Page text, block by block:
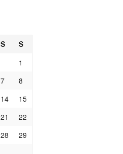
S
S
1
7
8
14
15
21
22
28
29